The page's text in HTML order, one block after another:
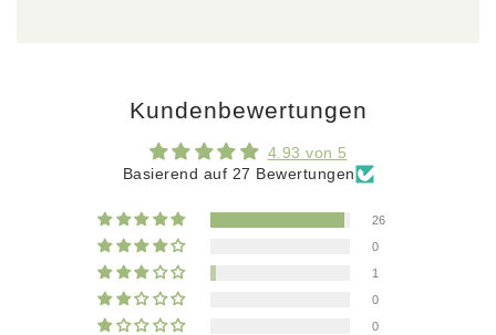
Kundenbewertungen
4.93 von 5
Basierend auf 27 Bewertungen
26
0
1
0
0